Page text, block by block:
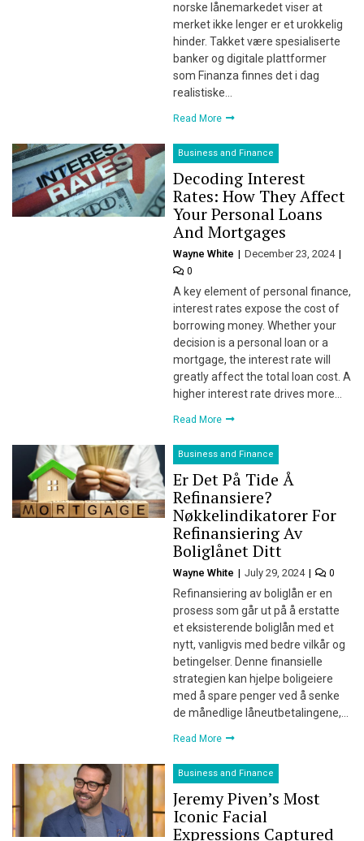
norske lånemarkedet viser at
merket ikke lenger er et urokkelig
hinder. Takket være spesialiserte
banker og digitale plattformer
som Finanza finnes det i dag
realistiske…
Read More
Business and Finance
Decoding Interest
Rates: How They Affect
Your Personal Loans
And Mortgages
Wayne White December 23, 2024
0
A key element of personal finance,
interest rates expose the cost of
borrowing money. Whether your
decision is a personal loan or a
mortgage, the interest rate will
greatly affect the total loan cost. A
higher interest rate drives more…
Read More
Business and Finance
Er Det På Tide Å
Refinansiere?
Nøkkelindikatorer For
Refinansiering Av
Boliglånet Ditt
Wayne White July 29, 2024 0
Refinansiering av boliglån er en
prosess som går ut på å erstatte
et eksisterende boliglån med et
nytt, vanligvis med bedre vilkår og
betingelser. Denne finansielle
strategien kan hjelpe boligeiere
med å spare penger ved å senke
de månedlige låneutbetalingene,…
Read More
Business and Finance
Jeremy Piven’s Most
Iconic Facial
Expressions Captured